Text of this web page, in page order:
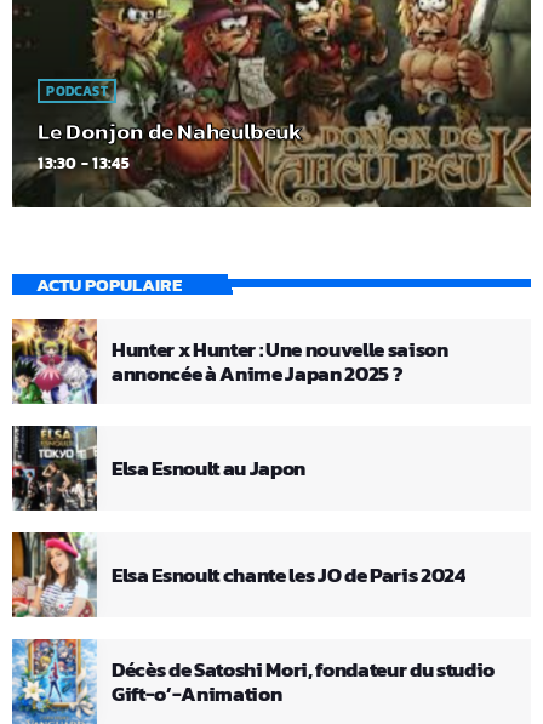
PODCAST
Le Donjon de Naheulbeuk
13:30 - 13:45
ACTU POPULAIRE
Hunter x Hunter : Une nouvelle saison
annoncée à Anime Japan 2025 ?
Elsa Esnoult au Japon
Elsa Esnoult chante les JO de Paris 2024
Décès de Satoshi Mori, fondateur du studio
Gift-o’-Animation